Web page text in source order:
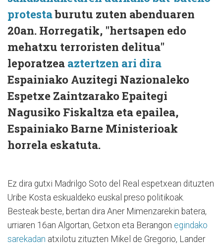
protestaburutu zuten abenduaren
20an. Horregatik, "hertsapen edo
mehatxu terroristen delitua"
leporatzea aztertzen ari dira
Espainiako Auzitegi Nazionaleko
Espetxe Zaintzarako Epaitegi
Nagusiko Fiskaltza eta epailea,
Espainiako Barne Ministerioak
horrela eskatuta.
Ez dira gutxi Madrilgo Soto del Real espetxean dituzten
Uribe Kosta eskualdeko euskal preso politikoak.
Besteak beste, bertan dira Aner Mimenzarekin batera,
urriaren 16an Algortan, Getxon eta Berangon egindako
sarekadan atxilotu zituzten Mikel de Gregorio, Lander